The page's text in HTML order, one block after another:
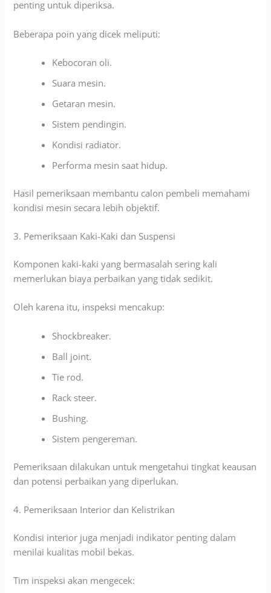
penting untuk diperiksa.
Beberapa poin yang dicek meliputi:
Kebocoran oli.
Suara mesin.
Getaran mesin.
Sistem pendingin.
Kondisi radiator.
Performa mesin saat hidup.
Hasil pemeriksaan membantu calon pembeli memahami
kondisi mesin secara lebih objektif.
3. Pemeriksaan Kaki-Kaki dan Suspensi
Komponen kaki-kaki yang bermasalah sering kali
memerlukan biaya perbaikan yang tidak sedikit.
Oleh karena itu, inspeksi mencakup:
Shockbreaker.
Ball joint.
Tie rod.
Rack steer.
Bushing.
Sistem pengereman.
Pemeriksaan dilakukan untuk mengetahui tingkat keausan
dan potensi perbaikan yang diperlukan.
4. Pemeriksaan Interior dan Kelistrikan
Kondisi interior juga menjadi indikator penting dalam
menilai kualitas mobil bekas.
Tim inspeksi akan mengecek: